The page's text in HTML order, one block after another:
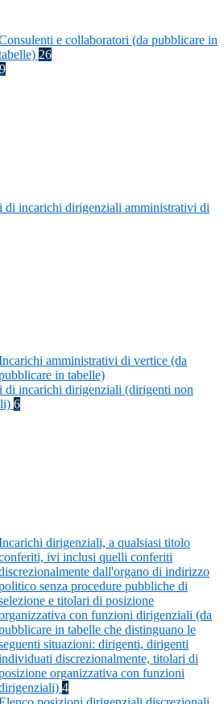
e collaboratori (da pubblicare in
26
di incarichi dirigenziali amministrativi di
amministrativi di vertice (da
in tabelle)
di incarichi dirigenziali (dirigenti non
6
dirigenziali, a qualsiasi titolo
ivi inclusi quelli conferiti
dall'organo di indirizzo
senza procedure pubbliche di
e titolari di posizione
con funzioni dirigenziali (da
in tabelle che distinguano le
situazioni: dirigenti, dirigenti
discrezionalmente, titolari di
organizzativa con funzioni
4